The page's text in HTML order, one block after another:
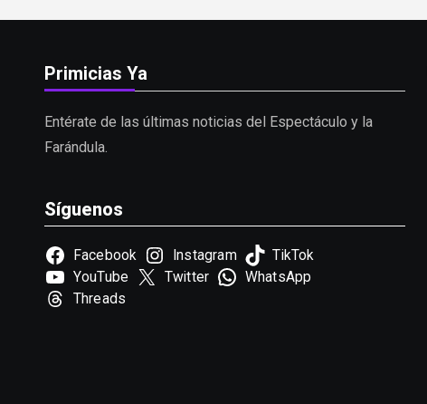
Primicias Ya
Entérate de las últimas noticias del Espectáculo y la
Farándula.
Síguenos
Facebook Instagram
TikTok
YouTube
Twitter
WhatsApp
Threads